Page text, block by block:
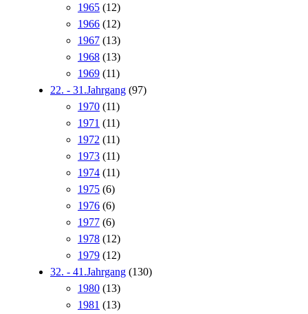
1965 (12)
1966 (12)
1967 (13)
1968 (13)
1969 (11)
22. - 31.Jahrgang (97)
1970 (11)
1971 (11)
1972 (11)
1973 (11)
1974 (11)
1975 (6)
1976 (6)
1977 (6)
1978 (12)
1979 (12)
32. - 41.Jahrgang (130)
1980 (13)
1981 (13)